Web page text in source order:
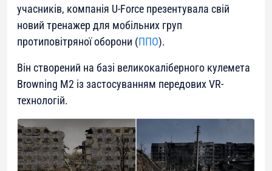
учасників, компанія U-Force презентувала свій
новий тренажер для мобільних груп
протиповітряної оборони (ППО).
Він створений на базі великокаліберного кулемета
Browning M2 із застосуванням передових VR-
технологій.